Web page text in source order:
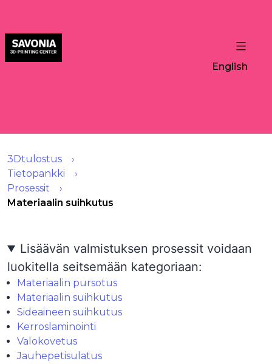
English
3Dtulostus
Tietopankki
Prosessit
Materiaalin suihkutus
Lisäävän valmistuksen prosessit voidaan
luokitella seitsemään kategoriaan:
Materiaalin pursotus
Materiaalin suihkutus
Sideaineen suihkutus
Kerroslaminointi
Valokovetus
Jauhepetisulatus